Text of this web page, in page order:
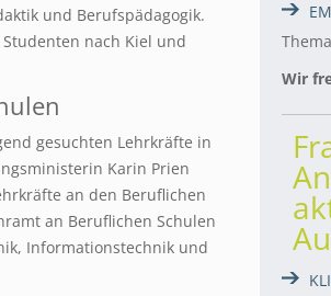
und Berufspädagogik.
nach Kiel und
gesuchten Lehrkräfte in
Karin Prien
an den Beruflichen
an Beruflichen Schulen
Informationstechnik und
Wir